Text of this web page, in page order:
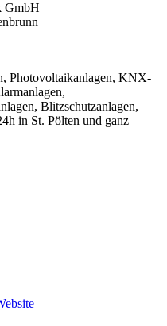
GmbH
Photovoltaikanlagen, KNX-
Blitzschutzanlagen,
in St. Pölten und ganz